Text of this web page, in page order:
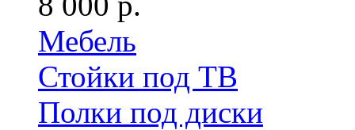
Мебель
Стойки под ТВ
Полки под диски